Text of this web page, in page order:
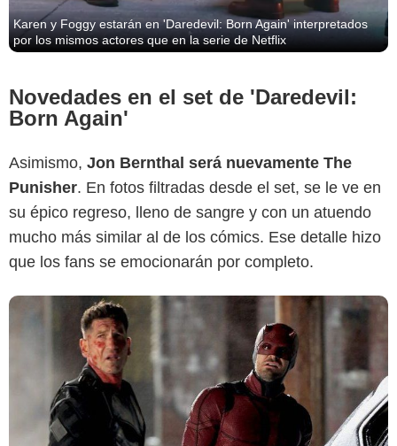
Karen y Foggy estarán en 'Daredevil: Born Again' interpretados
por los mismos actores que en la serie de Netflix
Novedades en el set de 'Daredevil:
Born Again'
Asimismo, Jon Bernthal será nuevamente The
Punisher. En fotos filtradas desde el set, se le ve en
su épico regreso, lleno de sangre y con un atuendo
mucho más similar al de los cómics. Ese detalle hizo
que los fans se emocionarán por completo.